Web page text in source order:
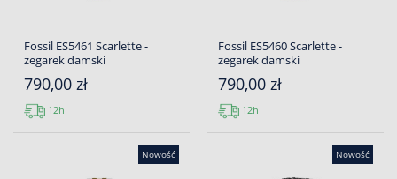
Fossil ES5461 Scarlette -
zegarek damski
790,00 zł
12h
Fossil ES5460 Scarlette -
zegarek damski
790,00 zł
12h
Nowość Nowość